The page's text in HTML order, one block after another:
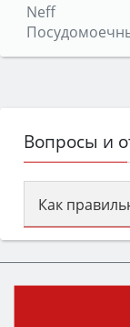
Neff
Вопросы и
Как
Сначала
затем